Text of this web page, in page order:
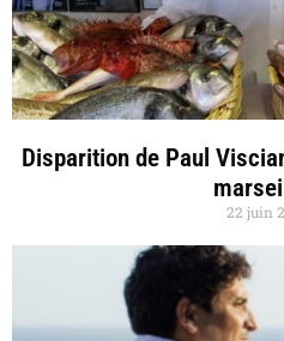
Disparition de Paul
22 juin